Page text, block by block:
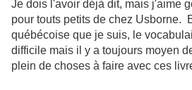
Je dois l'avoir déjà dit, mais j'aime
pour touts petits de chez Usborne.
québécoise que je suis, le
difficile mais il y a toujours moyen
plein de choses à faire avec ces